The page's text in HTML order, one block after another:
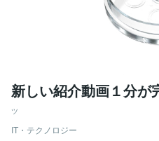
新しい紹介動画１分が
ツ
IT・テクノロジー